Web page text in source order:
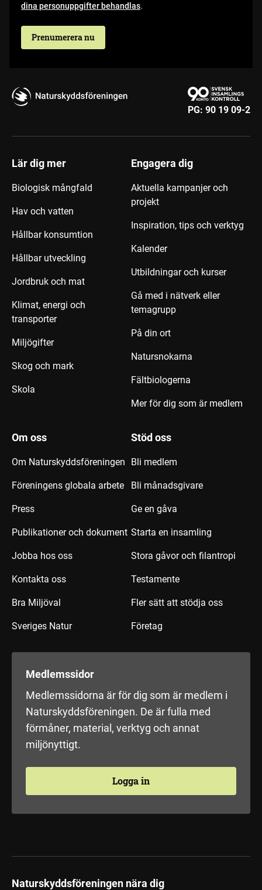
dina personuppgifter behandlas.
Prenumerera nu
PG: 90 19 09-2
Lär dig mer
Biologisk mångfald
Hav och vatten
Hållbar konsumtion
Hållbar utveckling
Jordbruk och mat
Klimat, energi och
transporter
Miljögifter
Skog och mark
Skola
Engagera dig
Aktuella kampanjer och
projekt
Inspiration, tips och verktyg
Kalender
Utbildningar och kurser
Gå med i nätverk eller
temagrupp
På din ort
Natursnokarna
Fältbiologerna
Mer för dig som är medlem
Om oss
Om Naturskyddsföreningen
Föreningens globala arbete
Press
Publikationer och dokument
Jobba hos oss
Kontakta oss
Bra Miljöval
Sveriges Natur
Stöd oss
Bli medlem
Bli månadsgivare
Ge en gåva
Starta en insamling
Stora gåvor och filantropi
Testamente
Fler sätt att stödja oss
Företag
Medlemssidor
Medlemssidorna är för dig som är medlem i
Naturskyddsföreningen. De är fulla med
förmåner, material, verktyg och annat
miljönyttigt.
Logga in
Naturskyddsföreningen nära dig